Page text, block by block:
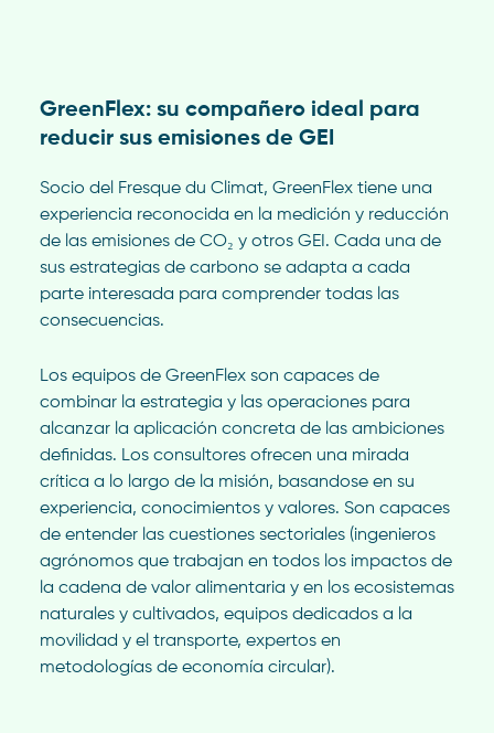
GreenFlex: su compañero ideal para
reducir sus emisiones de GEI
Socio del Fresque du Climat, GreenFlex tiene una
experiencia reconocida en la medición y reducción
de las emisiones de CO₂ y otros GEI. Cada una de
sus estrategias de carbono se adapta a cada
parte interesada para comprender todas las
consecuencias.
Los equipos de GreenFlex son capaces de
combinar la estrategia y las operaciones para
alcanzar la aplicación concreta de las ambiciones
definidas. Los consultores ofrecen una mirada
crítica a lo largo de la misión, basandose en su
experiencia, conocimientos y valores. Son capaces
de entender las cuestiones sectoriales (ingenieros
agrónomos que trabajan en todos los impactos de
la cadena de valor alimentaria y en los ecosistemas
naturales y cultivados, equipos dedicados a la
movilidad y el transporte, expertos en
metodologías de economía circular).